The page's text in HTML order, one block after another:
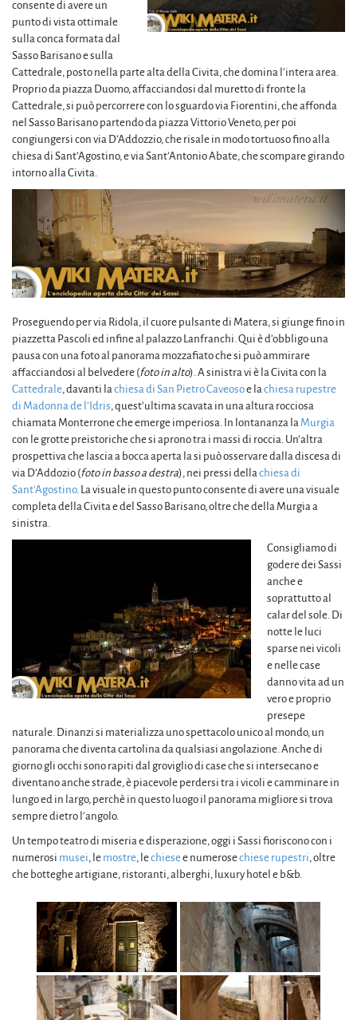
consente di avere un
punto di vista ottimale
sulla conca formata dal
Sasso Barisano e sulla
Cattedrale, posto nella parte alta della Civita, che domina l’intera area.
Proprio da piazza Duomo, affacciandosi dal muretto di fronte la
Cattedrale, si può percorrere con lo sguardo via Fiorentini, che affonda
nel Sasso Barisano partendo da piazza Vittorio Veneto, per poi
congiungersi con via D’Addozzio, che risale in modo tortuoso fino alla
chiesa di Sant’Agostino, e via Sant’Antonio Abate, che scompare girando
intorno alla Civita.
Proseguendo per via Ridola, il cuore pulsante di Matera, si giunge fino in
piazzetta Pascoli ed infine al palazzo Lanfranchi. Qui è d’obbligo una
pausa con una foto al panorama mozzafiato che si può ammirare
affacciandosi al belvedere (foto in alto). A sinistra vi è la Civita con la
Cattedrale, davanti lachiesa di San Pietro Caveosoe lachiesa rupestre
di Madonna de l’Idris, quest’ultima scavata in una altura rocciosa
chiamata Monterrone che emerge imperiosa. In lontananza la Murgia
con le grotte preistoriche che si aprono tra i massi di roccia. Un’altra
prospettiva che lascia a bocca aperta la si può osservare dalla discesa di
via D’Addozio (foto in basso a destra), nei pressi dellachiesa di
Sant’Agostino. La visuale in questo punto consente di avere una visuale
completa della Civita e del Sasso Barisano, oltre che della Murgia a
sinistra.
Consigliamo di
godere dei Sassi
anche e
soprattutto al
calar del sole. Di
notte le luci
sparse nei vicoli
e nelle case
danno vita ad un
vero e proprio
presepe
naturale. Dinanzi si materializza uno spettacolo unico al mondo, un
panorama che diventa cartolina da qualsiasi angolazione. Anche di
giorno gli occhi sono rapiti dal groviglio di case che si intersecano e
diventano anche strade, è piacevole perdersi tra i vicoli e camminare in
lungo ed in largo, perchè in questo luogo il panorama migliore si trova
sempre dietro l’angolo.
Un tempo teatro di miseria e disperazione, oggi i Sassi fioriscono con i
numerosi musei, le mostre, lechiesee numerosechiese rupestri, oltre
che botteghe artigiane, ristoranti, alberghi, luxury hotel e b&b.